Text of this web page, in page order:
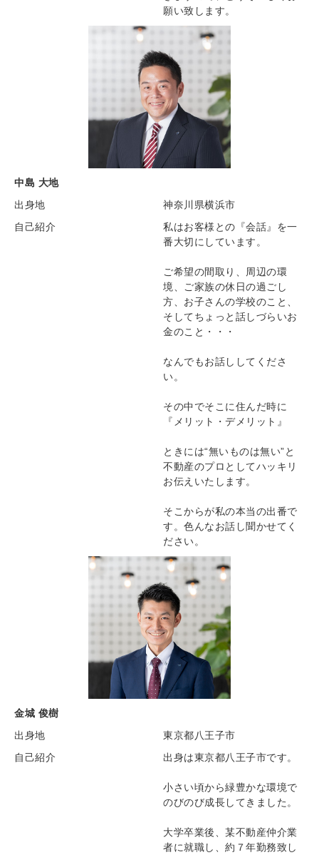
願い致します。
中島 大地
出身地
神奈川県横浜市
自己紹介
私はお客様との『会話』を一
番大切にしています。
ご希望の間取り、周辺の環
境、ご家族の休日の過ごし
方、お子さんの学校のこと、
そしてちょっと話しづらいお
金のこと・・・
なんでもお話ししてくださ
い。
その中でそこに住んだ時に
『メリット・デメリット』
ときには“無いものは無い”と
不動産のプロとしてハッキリ
お伝えいたします。
そこからが私の本当の出番で
す。色んなお話し聞かせてく
ださい。
金城 俊樹
出身地
東京都八王子市
自己紹介
出身は東京都八王子市です。
小さい頃から緑豊かな環境で
のびのび成長してきました。
大学卒業後、某不動産仲介業
者に就職し、約７年勤務致し